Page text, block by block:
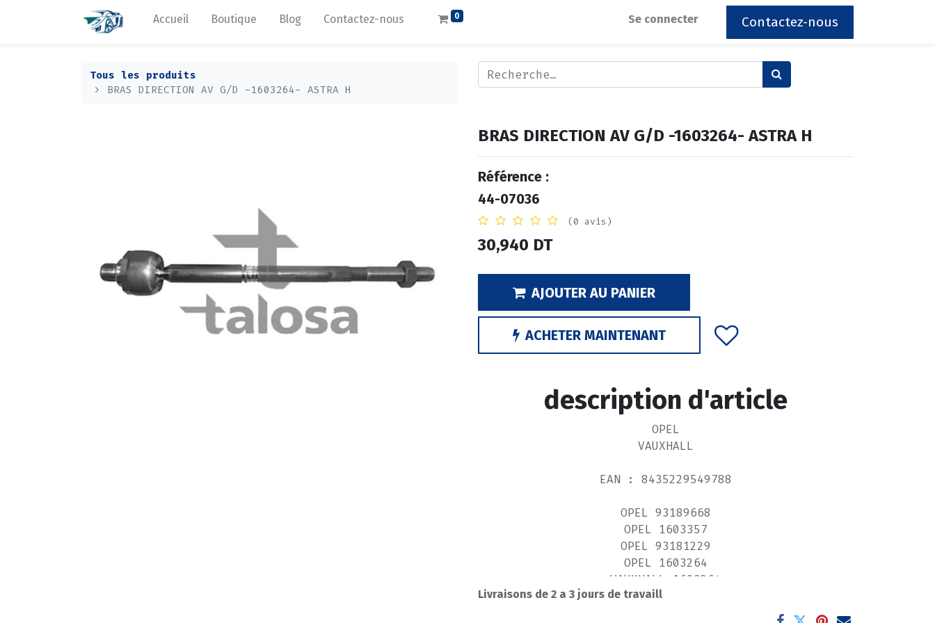
Accueil Boutique Blog Contactez-nous 0 Se connecter Contactez-nous
Tous les produits
BRAS DIRECTION AV G/D -1603264- ASTRA H
BRAS DIRECTION AV G/D -1603264- ASTRA H
Référence :
44-07036
(0 avis)
30,940 DT
AJOUTER AU PANIER
ACHETER MAINTENANT
description d'article
OPEL
VAUXHALL
EAN : 8435229549788
OPEL 93189668
OPEL 1603357
OPEL 93181229
OPEL 1603264
VAUXHALL 1603264
VAUXHALL 93181229
Livraisons de 2 a 3 jours de travaill